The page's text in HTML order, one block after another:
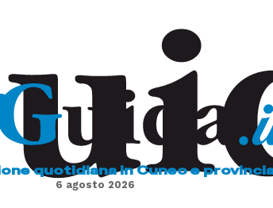
quotidiana in Cuneo e
6 agosto 2026